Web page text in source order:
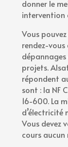
donner le
intervention
Vous
rendez-vous
projets.
répondent
sont : la NF
16-600. La
d’électricité
Vous devez
cours aucun